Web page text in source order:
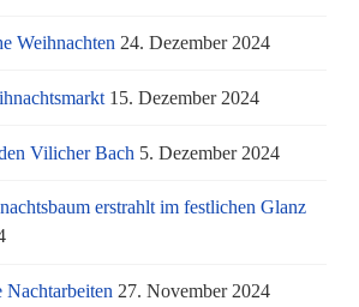
Weihnachten 24. Dezember 2024
15. Dezember 2024
Vilicher Bach 5. Dezember 2024
erstrahlt im festlichen Glanz
Nachtarbeiten 27. November 2024